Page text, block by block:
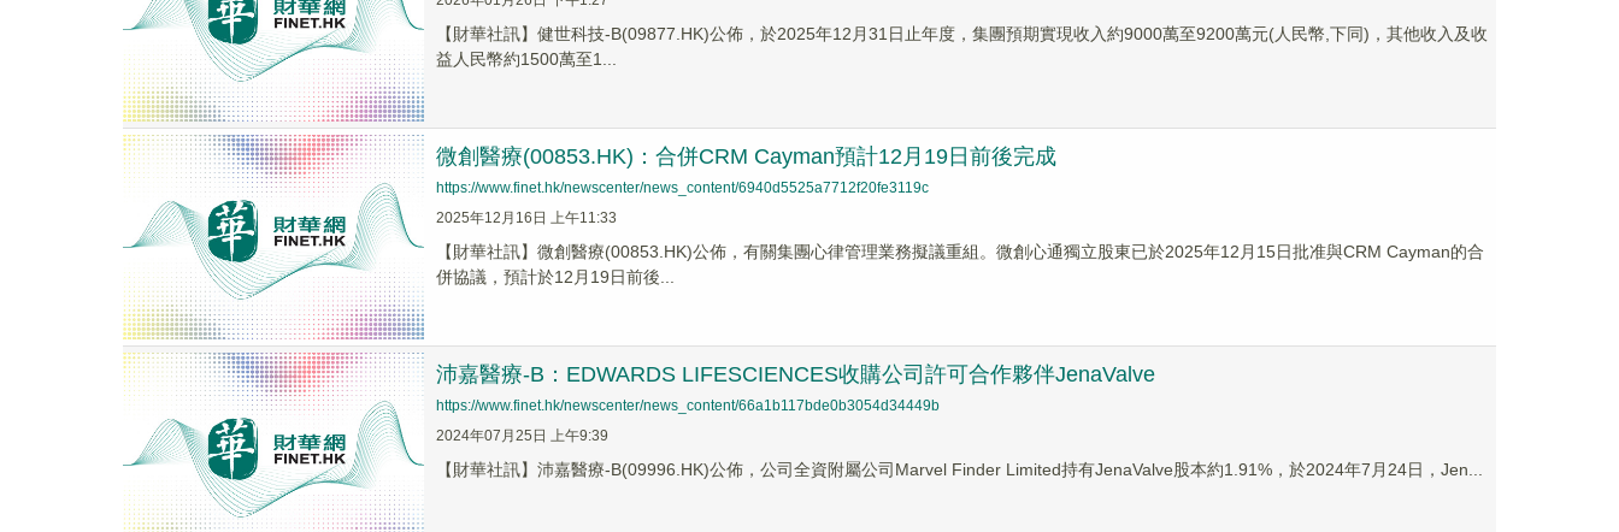
【財華社訊】健世科技-B(09877.HK)公佈，於2025年12月31日止年度，集團預期實現收入約9000萬至9200萬元(人民幣,下同)，其他收入及收
益人民幣約1500萬至1...
微創醫療(00853.HK)：合併CRM Cayman預計12月19日前後完成
https://www.finet.hk/newscenter/news_content/6940d5525a7712f20fe3119c
2025年12月16日 上午11:33
【財華社訊】微創醫療(00853.HK)公佈，有關集團心律管理業務擬議重組。微創心通獨立股東已於2025年12月15日批准與CRM Cayman的合
併協議，預計於12月19日前後...
沛嘉醫療-B：EDWARDS LIFESCIENCES收購公司許可合作夥伴JenaValve
https://www.finet.hk/newscenter/news_content/66a1b117bde0b3054d34449b
2024年07月25日 上午9:39
【財華社訊】沛嘉醫療-B(09996.HK)公佈，公司全資附屬公司Marvel Finder Limited持有JenaValve股本約1.91%，於2024年7月24日，Jen...